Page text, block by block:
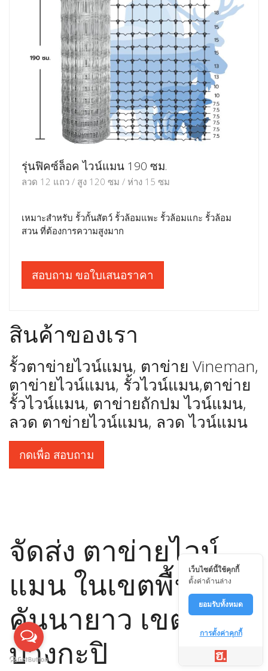
รุ่นฟิคซ์ล็อค ไวน์แมน 190 ซม.
ลวด 12 แถว / สูง 120 ซม / ห่าง 15 ซม
เหมาะสำหรับ รั้วกั้นสัตว์ รั้วล้อมแพะ รั้วล้อมแกะ รั้วล้อม
สวน ที่ต้องการความสูงมาก
สอบถาม ขอใบเสนอราคา
สินค้าของเรา
รั้วตาข่ายไวน์แมน, ตาข่าย Vineman,
ตาข่ายไวน์แมน, รั้วไวน์แมน,ตาข่าย
รั้วไวน์แมน, ตาข่ายถักปม ไวน์แมน,
ลวด ตาข่ายไวน์แมน, ลวด ไวน์แมน
กดเพื่อ สอบถาม
จัดส่ง ตาข่ายไวน์
แมน ในเขตพื้นที่
คันนายาว เขต
บางกะปิ
เว็บไซต์นี้ใช้คุกกี้
ตั้งค่าด้านล่าง
ยอมรับทั้งหมด
การตั้งค่าคุกกี้